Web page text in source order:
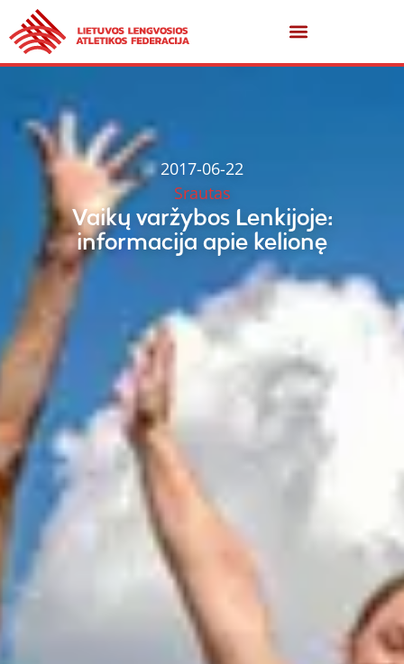
2017-06-22
Srautas
Vaikų varžybos Lenkijoje:
informacija apie kelionę